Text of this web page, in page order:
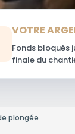
VOTRE
Fonds bloqués
finale du
plongée